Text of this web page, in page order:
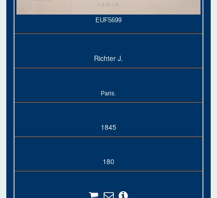
EUF5699
Richter J.
Paris.
1845
180